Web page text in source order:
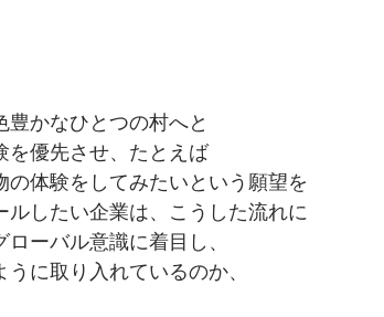
豊かなひとつの村へと
を優先させ、 たとえば
の体験を してみたいと いう 願望を
ルしたい企業は、
こうした流れに
ローバル意識に着目し、
うに取り入れているのか、